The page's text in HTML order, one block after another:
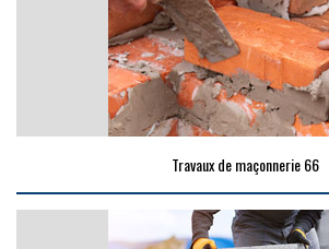
Travaux de maçonnerie 66